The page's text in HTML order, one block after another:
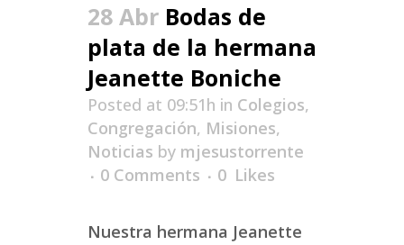
28 Abr Bodas de
plata de la hermana
Jeanette Boniche
Posted at 09:51h in Colegios,
Congregación, Misiones,
Noticias by mjesustorrente
0 Comments
0 Likes
Nuestra hermana Jeanette